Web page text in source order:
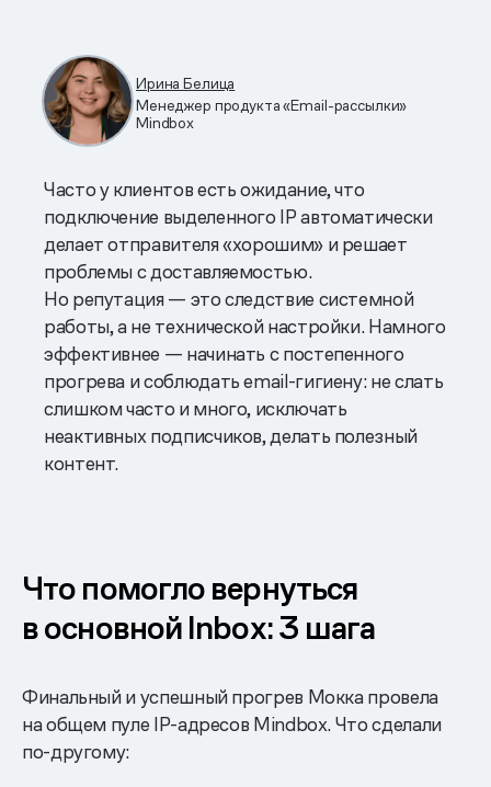
Ирина Белица
Менеджер продукта «Email-рассылки»
Mindbox
Часто у клиентов есть ожидание, что
подключение выделенного IP автоматически
делает отправителя «хорошим» и решает
проблемы с доставляемостью.
Но репутация — это следствие системной
работы, а не технической настройки. Намного
эффективнее — начинать с постепенного
прогрева и соблюдать email-гигиену: не слать
слишком часто и много, исключать
неактивных подписчиков, делать полезный
контент.
Что помогло вернуться
в основной Inbox: 3 шага
Финальный и успешный прогрев Мокка провела
на общем пуле IP-адресов Mindbox. Что сделали
по-другому: